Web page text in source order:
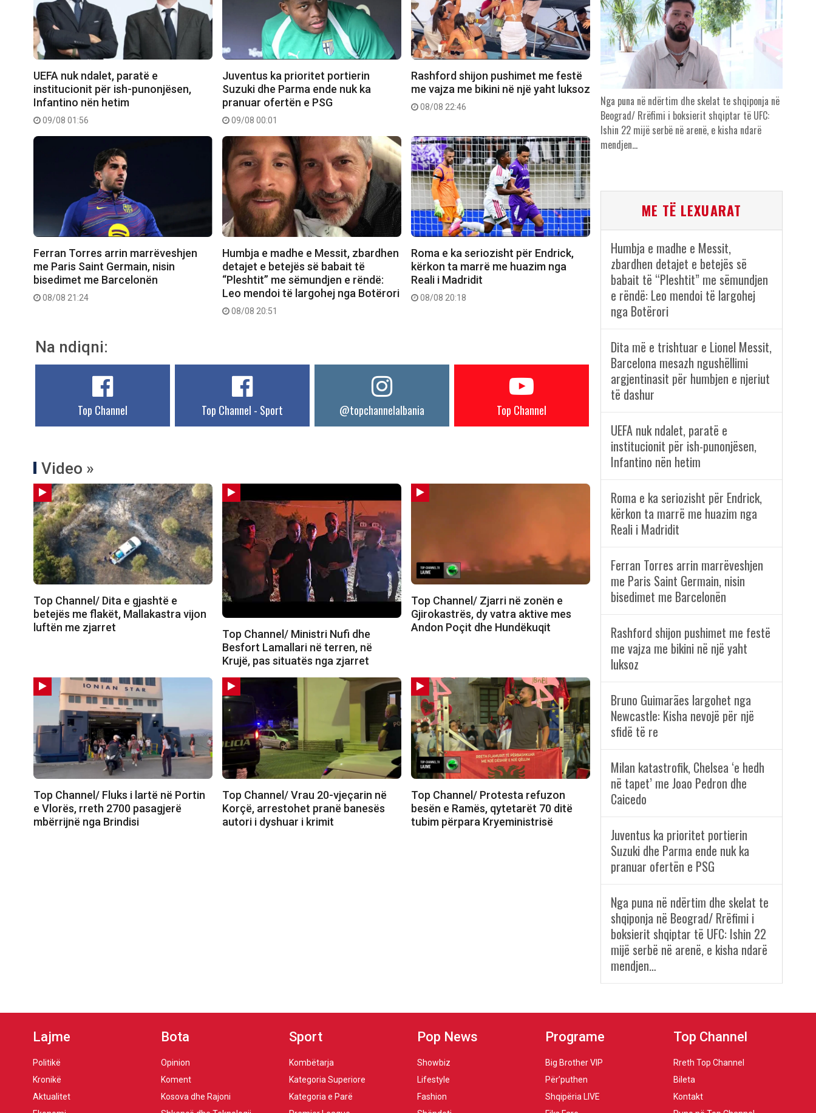
UEFA nuk ndalet, paratë e
institucionit për ish-punonjësen,
Infantino nën hetim
09/08 01:56
Juventus ka prioritet portierin
Suzuki dhe Parma ende nuk ka
pranuar ofertën e PSG
09/08 00:01
Rashford shijon pushimet me festë
me vajza me bikini në një yaht luksoz
08/08 22:46
Ferran Torres arrin marrëveshjen
me Paris Saint Germain, nisin
bisedimet me Barcelonën
08/08 21:24
Humbja e madhe e Messit, zbardhen
detajet e betejës së babait të
“Pleshtit” me sëmundjen e rëndë:
Leo mendoi të largohej nga Botërori
08/08 20:51
Roma e ka seriozisht për Endrick,
kërkon ta marrë me huazim nga
Reali i Madridit
08/08 20:18
Na ndiqni:
Top Channel Top Channel - Sport @topchannelalbania Top Channel
Video »
Top Channel/ Dita e gjashtë e
betejës me flakët, Mallakastra vijon
luftën me zjarret
Top Channel/ Ministri Nufi dhe
Besfort Lamallari në terren, në
Krujë, pas situatës nga zjarret
Top Channel/ Zjarri në zonën e
Gjirokastrës, dy vatra aktive mes
Andon Poçit dhe Hundëkuqit
Top Channel/ Fluks i lartë në Portin
e Vlorës, rreth 2700 pasagjerë
mbërrijnë nga Brindisi
Top Channel/ Vrau 20-vjeçarin në
Korçë, arrestohet pranë banesës
autori i dyshuar i krimit
Top Channel/ Protesta refuzon
besën e Ramës, qytetarët 70 ditë
tubim përpara Kryeministrisë
Nga puna në ndërtim dhe skelat te shqiponja në
Beograd/ Rrëfimi i boksierit shqiptar të UFC:
Ishin 22 mijë serbë në arenë, e kisha ndarë
mendjen…
ME TË LEXUARAT
Humbja e madhe e Messit,
zbardhen detajet e betejës së
babait të “Pleshtit” me sëmundjen
e rëndë: Leo mendoi të largohej
nga Botërori
Dita më e trishtuar e Lionel Messit,
Barcelona mesazh ngushëllimi
argjentinasit për humbjen e njeriut
të dashur
UEFA nuk ndalet, paratë e
institucionit për ish-punonjësen,
Infantino nën hetim
Roma e ka seriozisht për Endrick,
kërkon ta marrë me huazim nga
Reali i Madridit
Ferran Torres arrin marrëveshjen
me Paris Saint Germain, nisin
bisedimet me Barcelonën
Rashford shijon pushimet me festë
me vajza me bikini në një yaht
luksoz
Bruno Guimarães largohet nga
Newcastle: Kisha nevojë për një
sfidë të re
Milan katastrofik, Chelsea ‘e hedh
në tapet’ me Joao Pedron dhe
Caicedo
Juventus ka prioritet portierin
Suzuki dhe Parma ende nuk ka
pranuar ofertën e PSG
Nga puna në ndërtim dhe skelat te
shqiponja në Beograd/ Rrëfimi i
boksierit shqiptar të UFC: Ishin 22
mijë serbë në arenë, e kisha ndarë
mendjen…
Lajme
Politikë
Kronikë
Aktualitet
Bota
Opinion
Koment
Kosova dhe Rajoni
Sport
Kombëtarja
Kategoria Superiore
Kategoria e Parë
Pop News
Showbiz
Lifestyle
Fashion
Programe
Big Brother VIP
Për’puthen
Shqipëria LIVE
Top Channel
Rreth Top Channel
Bileta
Kontakt